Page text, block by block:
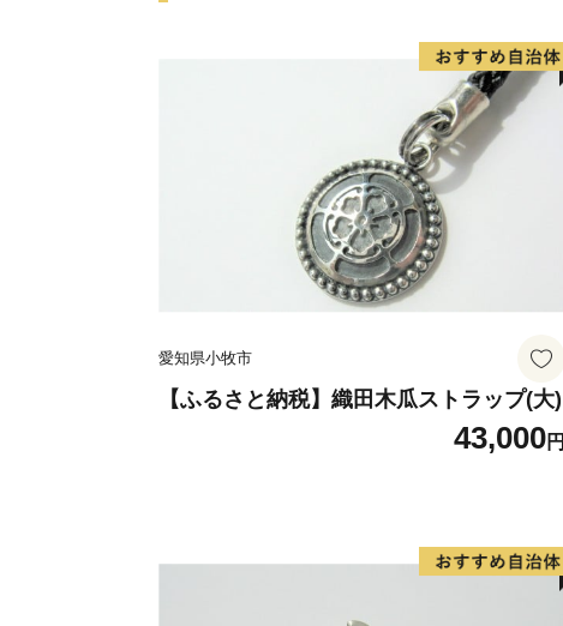
愛知県小牧市
【ふるさと納税】織田木瓜ストラップ(大)
43,000円